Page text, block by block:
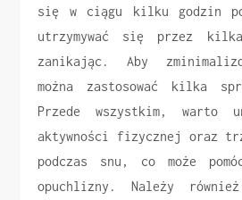
się w ciągu kilku godzin
utrzymywać się przez
zanikając. Aby
można zastosować kilka
Przede wszystkim, warto
aktywności fizycznej oraz
podczas snu, co może
opuchlizny. Należy